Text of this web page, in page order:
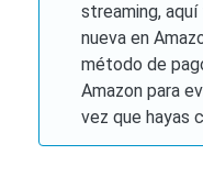
streaming,
nueva en
método de
Amazon para
vez que hayas